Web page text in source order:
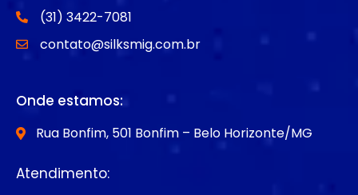
(31) 3422-7081
contato@silksmig.com.br
Onde estamos:
Rua Bonfim, 501 Bonfim – Belo Horizonte/MG
Atendimento: